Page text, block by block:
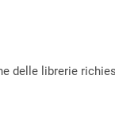
delle librerie